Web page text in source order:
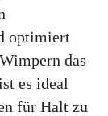
optimiert
das
es ideal
für Halt zu